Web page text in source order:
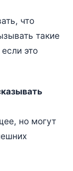
что
такие
это
но могут